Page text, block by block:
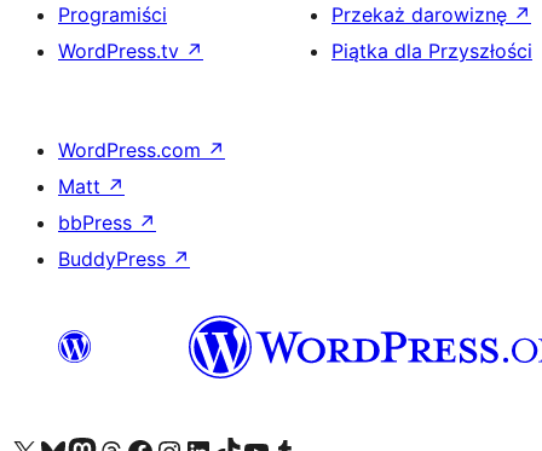
Programiści
WordPress.tv ↗
Przekaż darowiznę ↗
Piątka dla Przyszłości
WordPress.com ↗
Matt ↗
bbPress ↗
BuddyPress ↗